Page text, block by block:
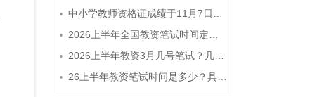
• 中小学教师资格证成绩于11月7日10点查！
• 2026上半年全国教资笔试时间定档！
• 2026上半年教资3月几号笔试？几点开考
• 26上半年教资笔试时间是多少？具体安排表一览